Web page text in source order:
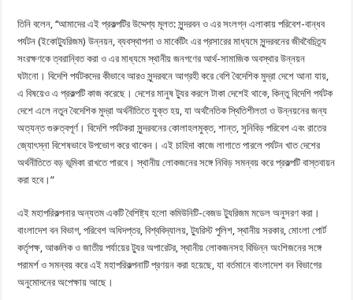
তিনি বলেন, ‘‘আমাদের এই প্রকল্পটির উদ্দেশ্য মূলত: সুন্দরবন ও এর সংলগ্ন এলাকায় পরিবেশ-বান্ধব
পর্যটন (ইকোট্যুরিজম) উন্নয়ন, ব্যবস্থাপনা ও মার্কেটিং এর প্রসারের মাধ্যমে সুন্দরবনের জীববৈচিত্র্য
সংরক্ষণকে ত্বরান্বিত করা ও এর মাধ্যমে স্থানীয় জনগণের আর্থ-সামাজিক অবস্থার উন্নয়ন
ঘটানো। বিদেশি পর্যটকদের কীভাবে আরও সুন্দরবনে আগ্রহী করে বেশি বৈদেশিক মুদ্রা দেশে আনা যায়,
এ বিষয়েও এ প্রকল্পটি কাজ করেছে। দেশের মানুষ ট্যুর করলে টাকা দেশেই থাকে, কিন্তু বিদেশি পর্যটক
দেশে এলে নতুন বৈদেশিক মুদ্রা অর্থনীতিতে যুক্ত হয়, যা অর্থনৈতিক স্থিতিশীলতা ও উন্নয়নের জন্য
অত্যন্ত গুরুত্বপূর্ণ। বিদেশি পর্যটকরা সুন্দরবনের কোলাহলমুক্ত, শান্ত, সুনিবিড় পরিবেশ এবং রাতের
জ্যোৎস্না বিশেষভাবে উপভোগ করে থাকেন। এই চাহিদা কাজে লাগাতে পারলে পর্যটন খাত দেশের
অর্থনীতিতে বড় ভূমিকা রাখতে পারবে। স্থানীয় লোকজনের সঙ্গে নিবিড় সমন্বয় করে প্রকল্পটি বাস্তবায়ন
করা হবে।”
এই মহাপরিকল্পনার অন্যতম একটি বৈশিষ্ট্য হলো কমিউনিটি-বেজড ট্যুরিজম মডেল অনুসরণ করা।
বাংলাদেশ বন বিভাগ, পরিবেশ অধিদপ্তর, বিশ্ববিদ্যালয়, ট্যুরিস্ট পুলিশ, স্থানীয় সরকার, মোংলা পোর্ট
কর্তৃপক্ষ, আঞ্চলিক ও জাতীয় পর্যায়ের ট্যুর অপারেটর, স্থানীয় লোকজনসহ বিভিন্ন অংশিজনের সঙ্গে
পরামর্শ ও সমন্বয় করে এই মহাপরিকল্পনাটি প্রণয়ন করা হয়েছে, যা বর্তমানে বাংলাদেশ বন বিভাগের
অনুমোদনের অপেক্ষায় আছে।